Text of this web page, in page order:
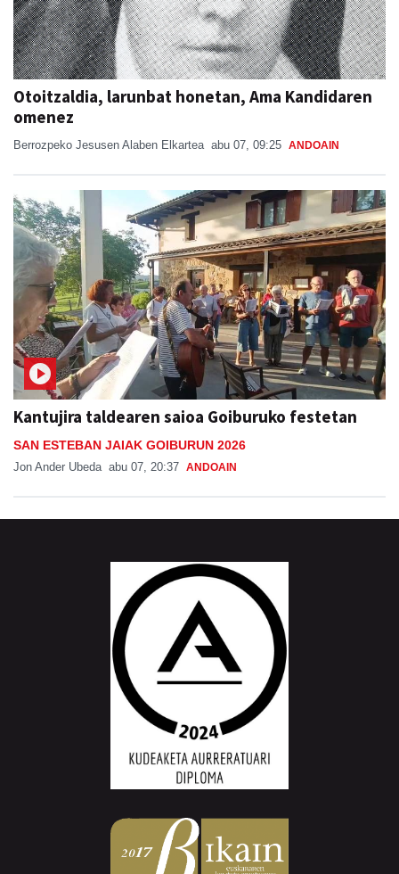
Otoitzaldia, larunbat honetan, Ama Kandidaren
omenez
Berrozpeko Jesusen Alaben Elkartea abu 07, 09:25 ANDOAIN
Kantujira taldearen saioa Goiburuko festetan
SAN ESTEBAN JAIAK GOIBURUN 2026
Jon Ander Ubeda abu 07, 20:37 ANDOAIN